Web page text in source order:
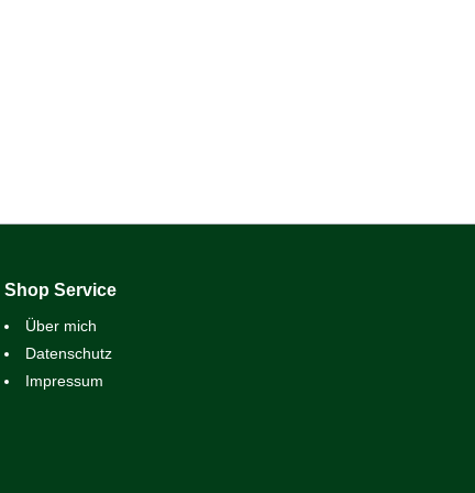
Shop Service
Über mich
Datenschutz
Impressum